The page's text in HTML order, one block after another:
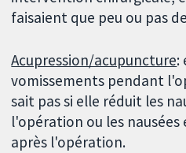
faisaient que peu ou pas
Acupression/acupuncture:
vomissements pendant
sait pas si elle réduit les
l'opération ou les
après l'opération.